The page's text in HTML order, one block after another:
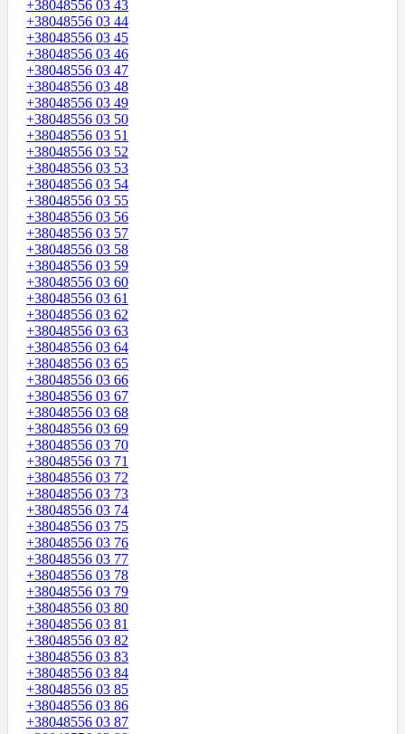
+38048556 03 43
+38048556 03 44
+38048556 03 45
+38048556 03 46
+38048556 03 47
+38048556 03 48
+38048556 03 49
+38048556 03 50
+38048556 03 51
+38048556 03 52
+38048556 03 53
+38048556 03 54
+38048556 03 55
+38048556 03 56
+38048556 03 57
+38048556 03 58
+38048556 03 59
+38048556 03 60
+38048556 03 61
+38048556 03 62
+38048556 03 63
+38048556 03 64
+38048556 03 65
+38048556 03 66
+38048556 03 67
+38048556 03 68
+38048556 03 69
+38048556 03 70
+38048556 03 71
+38048556 03 72
+38048556 03 73
+38048556 03 74
+38048556 03 75
+38048556 03 76
+38048556 03 77
+38048556 03 78
+38048556 03 79
+38048556 03 80
+38048556 03 81
+38048556 03 82
+38048556 03 83
+38048556 03 84
+38048556 03 85
+38048556 03 86
+38048556 03 87